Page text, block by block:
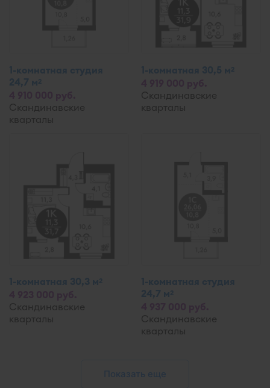
1-комнатная студия
24,7 м2
Скандинавские
кварталы
1-комнатная 30,5 м2
Скандинавские
кварталы
1-комнатная 30,3 м2
Скандинавские
кварталы
1-комнатная студия
24,7 м2
Скандинавские
кварталы
Показать еще